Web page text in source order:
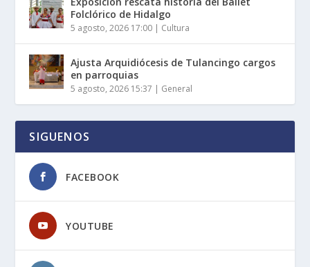
Folclórico de Hidalgo
5 agosto, 2026 17:00 | Cultura
Ajusta Arquidiócesis de Tulancingo cargos
en parroquias
5 agosto, 2026 15:37 | General
SIGUENOS
FACEBOOK
YOUTUBE